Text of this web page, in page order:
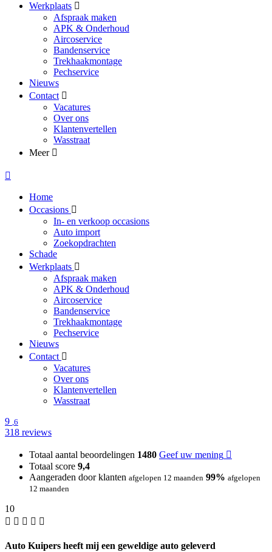
Werkplaats
Afspraak maken
APK & Onderhoud
Aircoservice
Bandenservice
Trekhaakmontage
Pechservice
Nieuws
Contact
Vacatures
Over ons
Klantenvertellen
Wasstraat
Meer
Home
Occasions
In- en verkoop occasions
Auto import
Zoekopdrachten
Schade
Werkplaats
Afspraak maken
APK & Onderhoud
Aircoservice
Bandenservice
Trekhaakmontage
Pechservice
Nieuws
Contact
Vacatures
Over ons
Klantenvertellen
Wasstraat
9 ,6
318 reviews
Totaal aantal beoordelingen 1480 Geef uw mening
Totaal score 9,4
Aangeraden door klanten afgelopen 12 maanden 99% afgelopen
12 maanden
10
Auto Kuipers heeft mij een geweldige auto geleverd